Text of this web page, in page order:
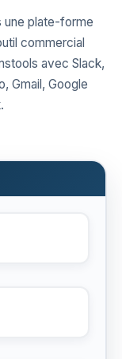
une plate-forme
commercial
avec Slack,
Gmail, Google